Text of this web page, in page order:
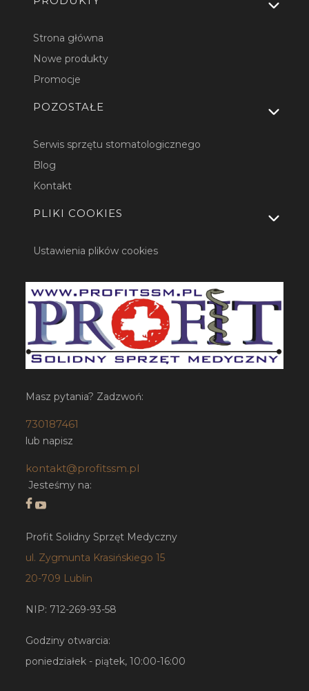
Strona główna
Nowe produkty
Promocje
POZOSTAŁE
Serwis sprzętu stomatologicznego
Blog
Kontakt
PLIKI COOKIES
Ustawienia plików cookies
Masz pytania? Zadzwoń:
730187461
lub napisz
kontakt@profitssm.pl
Jesteśmy na:
Profit Solidny Sprzęt Medyczny
ul. Zygmunta Krasińskiego 15
20-709 Lublin
NIP: 712-269-93-58
Godziny otwarcia:
poniedziałek - piątek, 10:00-16:00